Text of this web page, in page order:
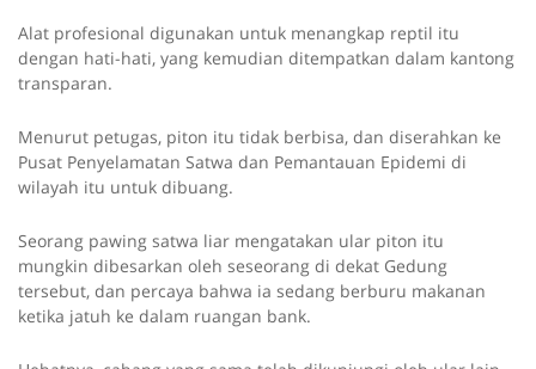
Alat profesional digunakan untuk menangkap reptil itu
dengan hati-hati, yang kemudian ditempatkan dalam kantong
transparan.
Menurut petugas, piton itu tidak berbisa, dan diserahkan ke
Pusat Penyelamatan Satwa dan Pemantauan Epidemi di
wilayah itu untuk dibuang.
Seorang pawing satwa liar mengatakan ular piton itu
mungkin dibesarkan oleh seseorang di dekat Gedung
tersebut, dan percaya bahwa ia sedang berburu makanan
ketika jatuh ke dalam ruangan bank.